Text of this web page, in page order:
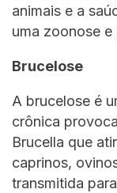
animais e a
uma zoonose
Brucelose
A brucelose é
crônica
Brucella que
caprinos,
transmitida